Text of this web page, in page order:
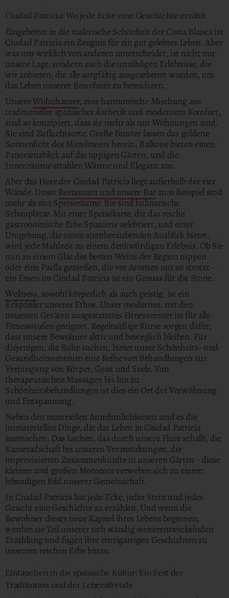
Ciudad Patricia: Wo jede Ecke eine Geschichte erzählt
Eingebettet in die malerische Schönheit der Costa Blanca ist
Ciudad Patricia ein Zeugnis für ein gut gelebtes Leben. Aber
was uns wirklich von anderen unterscheidet, ist nicht nur
unsere Lage, sondern auch die unzähligen Erlebnisse, die
wir anbieten, die alle sorgfältig ausgearbeitet wurden, um
das Leben unserer Bewohner zu bereichern.
Unsere Wohnhäuser, eine harmonische Mischung aus
traditioneller spanischer Ästhetik und modernem Komfort,
sind so konzipiert, dass sie mehr als nur Wohnungen sind.
Sie sind Zufluchtsorte. Große Fenster lassen das goldene
Sonnenlicht des Mittelmeers herein, Balkone bieten einen
Panoramablick auf die üppigen Gärten, und die
Innenräume strahlen Wärme und Eleganz aus.
Aber das Herz der Ciudad Patricia liegt außerhalb der vier
Wände. Unser Restaurant und unsere Bar zum Beispiel sind
mehr als nur Speiseräume. Sie sind kulinarische
Schauplätze. Mit einer Speisekarte, die das reiche
gastronomische Erbe Spaniens zelebriert, und einer
Umgebung, die einen atemberaubenden Ausblick bietet,
wird jede Mahlzeit zu einem denkwürdigen Erlebnis. Ob Sie
nun an einem Glas des besten Weins der Region nippen
oder eine Paella genießen, die vor Aromen nur so strotzt -
ein Essen im Ciudad Patricia ist ein Genuss für die Sinne.
Wellness, sowohl körperlich als auch geistig, ist ein
Eckpfeiler unseres Ethos. Unser modernes, mit den
neuesten Geräten ausgestattetes Fitnesscenter ist für alle
Fitnessstufen geeignet. Regelmäßige Kurse sorgen dafür,
dass unsere Bewohner aktiv und beweglich bleiben. Für
diejenigen, die Ruhe suchen, bietet unser Schönheits- und
Gesundheitszentrum eine Reihe von Behandlungen zur
Verjüngung von Körper, Geist und Seele. Von
therapeutischen Massagen bis hin zu
Schönheitsbehandlungen ist dies ein Ort der Verwöhnung
und Entspannung.
Neben den materiellen Annehmlichkeiten sind es die
immateriellen Dinge, die das Leben in Ciudad Patricia
ausmachen. Das Lachen, das durch unsere Flure schallt, die
Kameradschaft bei unseren Veranstaltungen, die
improvisierten Zusammenkünfte in unseren Gärten - diese
kleinen und großen Momente verweben sich zu einem
lebendigen Bild unserer Gemeinschaft.
In Ciudad Patricia hat jede Ecke, jeder Stein und jedes
Gesicht eine Geschichte zu erzählen. Und wenn die
Bewohner dieses neue Kapitel ihres Lebens beginnen,
werden sie Teil unserer sich ständig weiterentwickelnden
Erzählung und fügen ihre einzigartigen Geschichten zu
unserem reichen Erbe hinzu.
Eintauchen in die spanische Kultur: Ein Fest der
Traditionen und der Lebensfreude